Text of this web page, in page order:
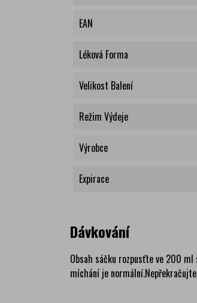
EAN
Léková Forma
Velikost Balení
Režim Výdeje
Výrobce
Expirace
Dávkování
Obsah sáčku rozpusťte ve 200
míchání je